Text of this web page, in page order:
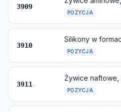
3909
POZYCJA
3910
Silikony w
POZYCJA
3911
POZYCJA